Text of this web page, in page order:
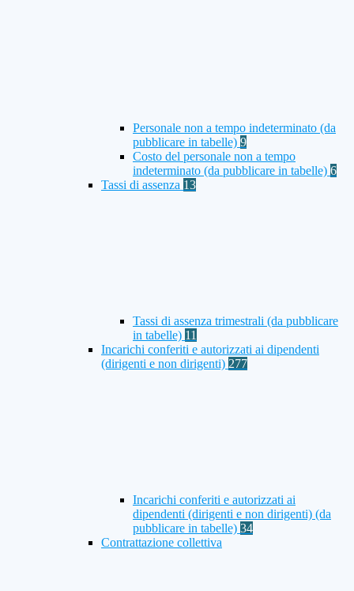
Personale non a tempo indeterminato (da
pubblicare in tabelle) 9
Costo del personale non a tempo
indeterminato (da pubblicare in tabelle) 6
Tassi di assenza 13
Tassi di assenza trimestrali (da pubblicare
in tabelle) 11
Incarichi conferiti e autorizzati ai dipendenti
(dirigenti e non dirigenti) 277
Incarichi conferiti e autorizzati ai
dipendenti (dirigenti e non dirigenti) (da
pubblicare in tabelle) 34
Contrattazione collettiva